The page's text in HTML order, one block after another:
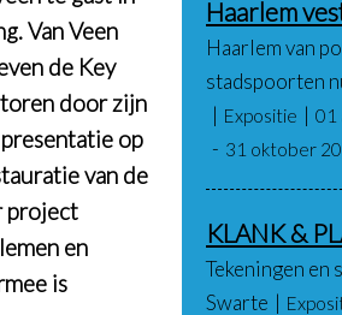
Van Veen
de Key
door zijn
op
van de
project
en
is
Haarlem
Haarlem van
stadspoorten
Expositie
01
31 oktober
KLANK &
Tekeningen en
Swarte